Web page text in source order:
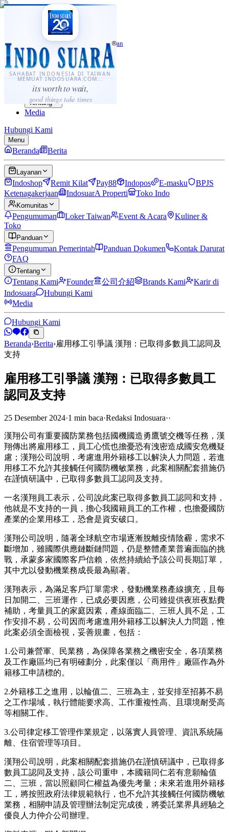
SAHABAT INDONESIA DI TAIWAN
MEMUAT INDOSUARA.COM...
its worth to wait,
good things take times
·...
⌘K
Sahabat Indonesia di Taiwan
Berita
Layanan
Komunitas
Panduan
Tentang
Media
Hubungi Kami
Menu
Beranda Berita
Layanan
Indoshop Remit Kilat Pay88 Indopos E-masku
BPJS
Ketenagakerjaan
IndosuarA Properti Toko Indo
Komunitas
Pengumuman Loker Taiwan Event & Acara
Kuliner &
Toko
Panduan
Pengumuman Pemerintah Panduan Dokumen
Kontak Darurat
FAQ
Tentang
Tentang Kami Founder 公司介紹 Brands Kami
Karir di
Indosuara
Hubungi Kami
Media
Hubungi Kami
Beranda›Berita›雇用移工引爭議 漢翔：已取得多數員工認同及
支持
雇用移工引爭議 漢翔：已取得多數員工
認同及支持
25 Desember 2024·1 min baca·Redaksi Indosuara··
漢翔公司有重要國防業務包括國機國造勇鷹號交機等任務，漢
翔傳出將雇用移工，員工心慌也擔憂恐有洩密造成國安危機疑
慮；漢翔公司說明，考慮進用外籍移工以解決人力問題，若進
用移工不允許其接觸任何國防機敏業務，此案相關配套措施仍
在謹慎研議中，已取得多數員工認同及支持。
一名漢翔員工表示，公司說此案已取得多數員工認同和支持，
他就是不支持的一員，擔心我國籍員工的工作權，也擔憂國防
產業的企業用移工，恐會是資安破口。
漢翔公司說明，隨著全球航空市場逐漸脫離疫情陰霾，需求不
斷增加，雖國際供應鏈斷鏈問題，仍是整體產業普遍面臨的挑
戰，承蒙多家國際客戶信賴，依然持續給予該公司長期訂單，
其中尤以發動機業務成長最為顯著。
漢翔表示，為滿足客戶訂單需求，發動機業務產線擴充，且每
日加開二、三班運作，已成必要因應，公司雖提供夜班夜點費
補助，考量員工的家庭因素，產線面臨二、三班人員不足，工
作安排不易，公司因而考慮進用外籍移工以解決人力問題，惟
此案必須全面檢視，妥善規畫，包括：
1.公司兼營軍、民業務，為保障各業務之機密安全，各項業務
及工作廠區均已有明確劃分，此案僅以「商用件」廠區作為外
籍移工申請標的。
2.外籍移工之進用，以輪值二、三班為主，並安排至招募不易
之工作場域，執行體能要求高、工作重複性高、且環境耐受高
等相關工作。
3.公司律定移工管理作業規定，以落實人員管理、資訊系統隔
離、住宿管理等項目。
漢翔公司說明，此案相關配套措施仍在謹慎研議中，已取得多
數員工認同及支持，該公司重申，本國籍同仁若有意願輪值
二、三班，當以照顧同仁權益為優先考量；未來若進用外籍移
工，將按照政府法律規範執行，也不允許其接觸任何國防機敏
業務，相關申請及管理辦法制定完成後，將委託業界具經驗之
優良人力仲介公司辦理。